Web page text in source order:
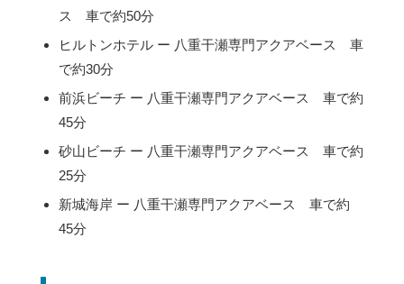
ス 車で約50分
ヒルトンホテル ー 八重干瀬専門アクアベース 車
で約30分
前浜ビーチ ー 八重干瀬専門アクアベース 車で約
45分
砂山ビーチ ー 八重干瀬専門アクアベース 車で約
25分
新城海岸 ー 八重干瀬専門アクアベース 車で約
45分